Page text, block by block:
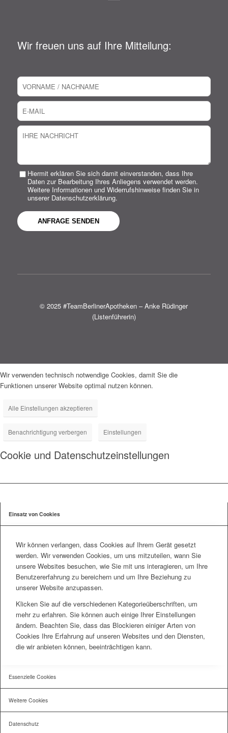
Wir freuen uns auf Ihre Mitteilung:
Hiermit erklären Sie sich damit einverstanden, dass Ihre
Daten zur Bearbeitung Ihres Anliegens verwendet werden.
Weitere Informationen und Widerrufshinweise finden Sie in
unserer Datenschutzerklärung.
© 2025 #TeamBerlinerApotheken – Anke Rüdinger
(Listenführerin)
Wir verwenden technisch notwendige Cookies, damit Sie die
Funktionen unserer Website optimal nutzen können.
Alle Einstellungen akzeptieren
Benachrichtigung verbergen Einstellungen
Cookie und Datenschutzeinstellungen
Einsatz von Cookies
Wir können verlangen, dass Cookies auf Ihrem Gerät gesetzt
werden. Wir verwenden Cookies, um uns mitzuteilen, wann Sie
unsere Websites besuchen, wie Sie mit uns interagieren, um Ihre
Benutzererfahrung zu bereichern und um Ihre Beziehung zu
unserer Website anzupassen.
Klicken Sie auf die verschiedenen Kategorieüberschriften, um
mehr zu erfahren. Sie können auch einige Ihrer Einstellungen
ändern. Beachten Sie, dass das Blockieren einiger Arten von
Cookies Ihre Erfahrung auf unseren Websites und den Diensten,
die wir anbieten können, beeinträchtigen kann.
Essenzielle Cookies
Weitere Cookies
Datenschutz